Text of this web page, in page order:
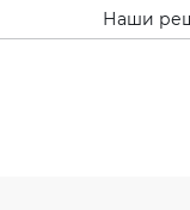
Наши